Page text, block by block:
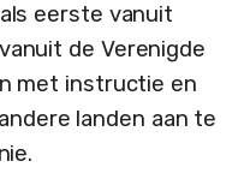
eerste vanuit
de Verenigde
met instructie en
landen aan te